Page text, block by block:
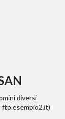
diversi
ftp.esempio2.it)